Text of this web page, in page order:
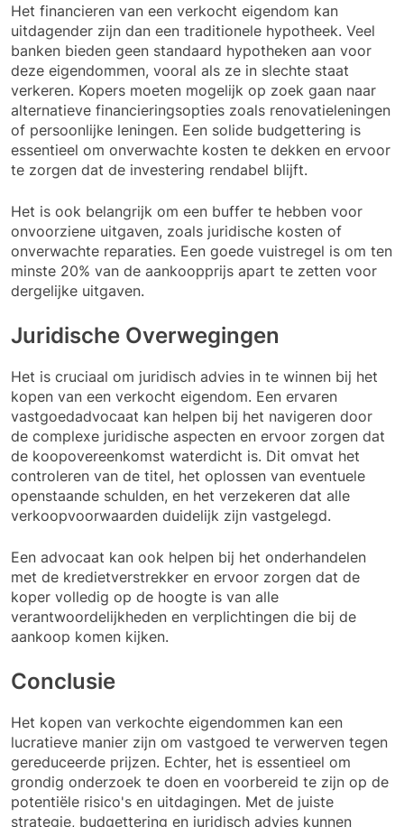
Het financieren van een verkocht eigendom kan
uitdagender zijn dan een traditionele hypotheek. Veel
banken bieden geen standaard hypotheken aan voor
deze eigendommen, vooral als ze in slechte staat
verkeren. Kopers moeten mogelijk op zoek gaan naar
alternatieve financieringsopties zoals renovatieleningen
of persoonlijke leningen. Een solide budgettering is
essentieel om onverwachte kosten te dekken en ervoor
te zorgen dat de investering rendabel blijft.
Het is ook belangrijk om een buffer te hebben voor
onvoorziene uitgaven, zoals juridische kosten of
onverwachte reparaties. Een goede vuistregel is om ten
minste 20% van de aankoopprijs apart te zetten voor
dergelijke uitgaven.
Juridische Overwegingen
Het is cruciaal om juridisch advies in te winnen bij het
kopen van een verkocht eigendom. Een ervaren
vastgoedadvocaat kan helpen bij het navigeren door
de complexe juridische aspecten en ervoor zorgen dat
de koopovereenkomst waterdicht is. Dit omvat het
controleren van de titel, het oplossen van eventuele
openstaande schulden, en het verzekeren dat alle
verkoopvoorwaarden duidelijk zijn vastgelegd.
Een advocaat kan ook helpen bij het onderhandelen
met de kredietverstrekker en ervoor zorgen dat de
koper volledig op de hoogte is van alle
verantwoordelijkheden en verplichtingen die bij de
aankoop komen kijken.
Conclusie
Het kopen van verkochte eigendommen kan een
lucratieve manier zijn om vastgoed te verwerven tegen
gereduceerde prijzen. Echter, het is essentieel om
grondig onderzoek te doen en voorbereid te zijn op de
potentiële risico's en uitdagingen. Met de juiste
strategie, budgettering en juridisch advies kunnen